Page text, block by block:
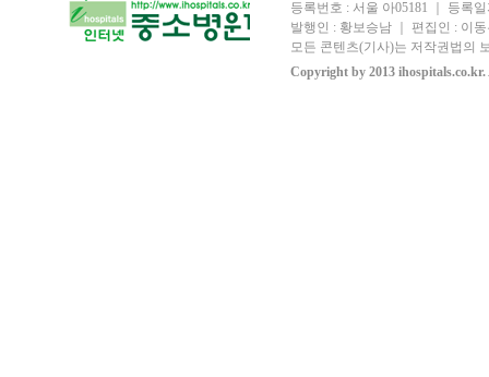
등록번호 : 서울 아05181 ｜ 등록
발행인 : 황보승남 ｜ 편집인 : 이
모든 콘텐츠(기사)는 저작권법의
Copyright by 2013 ihospitals.co.kr.